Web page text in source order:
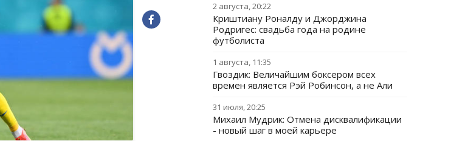
2 августа, 20:22
Криштиану Роналду и Джорджина
Родригес: свадьба года на родине
футболиста
1 августа, 11:35
Гвоздик: Величайшим боксером всех
времен является Рэй Робинсон, а не Али
31 июля, 20:25
Михаил Мудрик: Отмена дисквалификации
- новый шаг в моей карьере